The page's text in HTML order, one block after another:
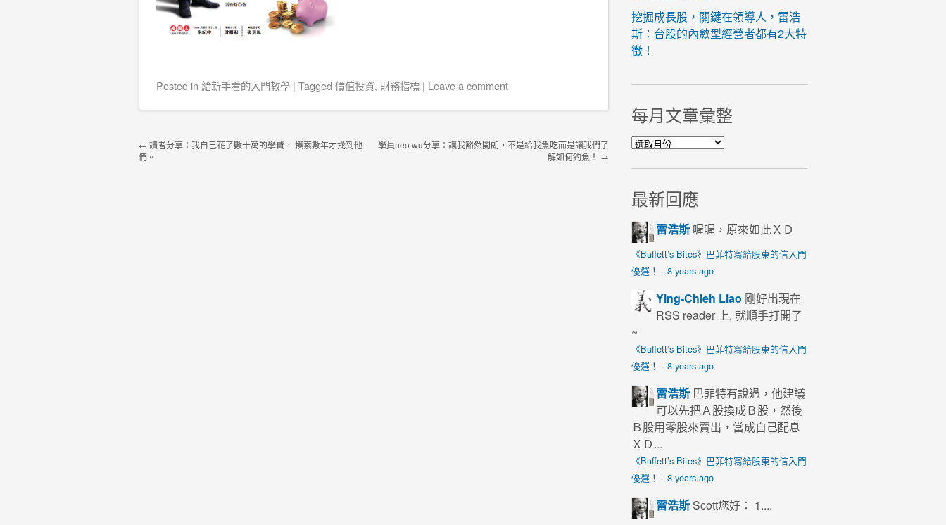
Posted in 給新手看的入門教學 | Tagged 價值投資, 財務指標 | Leave a comment
Post navigation
← 讀者分享：我自己花了數十萬的學費， 摸索數年才找到他
們。
學員neo wu分享：讓我豁然開朗，不是給我魚吃而是讓我們了
解如何釣魚！ →
挖掘成長股，關鍵在領導人，雷浩
斯：台股的內斂型經營者都有2大特
徵！
每月文章彙整
每月文章彙整
最新回應
雷浩斯 喔喔，原來如此ＸＤ
《Buffett’s Bites》巴菲特寫給股東的信入門
優選！ · 8 years ago
Ying-Chieh Liao 剛好出現在
RSS reader 上, 就順手打開了
~
《Buffett’s Bites》巴菲特寫給股東的信入門
優選！ · 8 years ago
雷浩斯 巴菲特有說過，他建議
可以先把Ａ股換成Ｂ股，然後
Ｂ股用零股來賣出，當成自己配息
ＸＤ...
《Buffett’s Bites》巴菲特寫給股東的信入門
優選！ · 8 years ago
雷浩斯 Scott您好： 1....